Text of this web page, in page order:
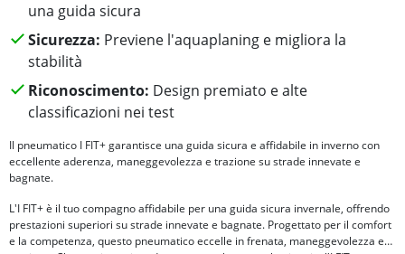
una guida sicura
Sicurezza: Previene l'aquaplaning e migliora la
stabilità
Riconoscimento: Design premiato e alte
classificazioni nei test
Il pneumatico I FIT+ garantisce una guida sicura e affidabile in inverno con
eccellente aderenza, maneggevolezza e trazione su strade innevate e
bagnate.
L'I FIT+ è il tuo compagno affidabile per una guida sicura invernale, offrendo
prestazioni superiori su strade innevate e bagnate. Progettato per il comfort
e la competenza, questo pneumatico eccelle in frenata, maneggevolezza e